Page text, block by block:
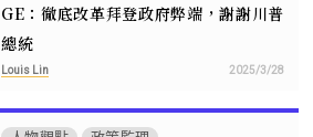
GE：徹底改革拜登政府弊端，謝謝川普
總統
Louis Lin 2025/3/28